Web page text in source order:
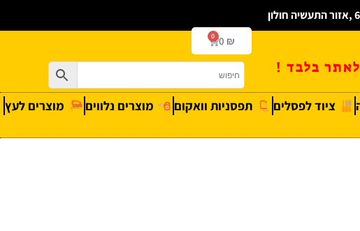
בלבד !
0 ₪
0
ציוד לפסלים תפסניות וואקום מוצרים נלווים
מוצרים לעץ